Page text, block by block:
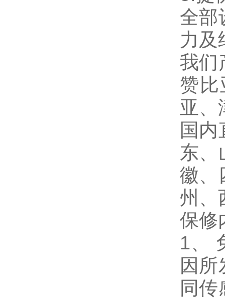
全部
力及
我们
赞
亚、
国
东、
徽、
州、
保修
1、
因
同